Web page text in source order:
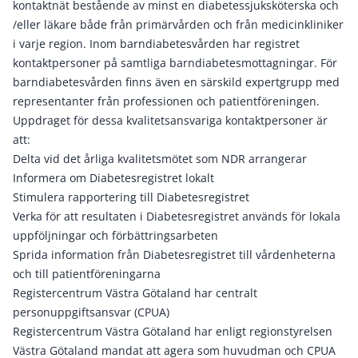
kontaktnät bestående av minst en diabetessjuksköterska och
/eller läkare både från primärvården och från medicinkliniker
i varje region. Inom barndiabetesvården har registret
kontaktpersoner på samtliga barndiabetesmottagningar. För
barndiabetesvården finns även en särskild expertgrupp med
representanter från professionen och patientföreningen.
Uppdraget för dessa kvalitetsansvariga kontaktpersoner är
att:
Delta vid det årliga kvalitetsmötet som NDR arrangerar
Informera om Diabetesregistret lokalt
Stimulera rapportering till Diabetesregistret
Verka för att resultaten i Diabetesregistret används för lokala
uppföljningar och förbättringsarbeten
Sprida information från Diabetesregistret till vårdenheterna
och till patientföreningarna
Registercentrum Västra Götaland har centralt
personuppgiftsansvar (CPUA)
Registercentrum Västra Götaland har enligt regionstyrelsen
Västra Götaland mandat att agera som huvudman och CPUA